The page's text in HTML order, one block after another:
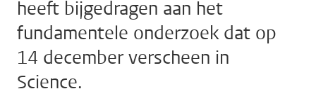
heeft bijgedragen aan het
fundamentele onderzoek dat op
14 december verscheen in
Science.